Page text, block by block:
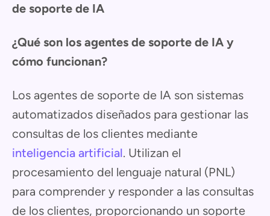
de soporte de IA
¿Qué son los agentes de soporte de IA y
cómo funcionan?
Los agentes de soporte de IA son sistemas
automatizados diseñados para gestionar las
consultas de los clientes mediante
inteligencia artificial. Utilizan el
procesamiento del lenguaje natural (PNL)
para comprender y responder a las consultas
de los clientes, proporcionando un soporte